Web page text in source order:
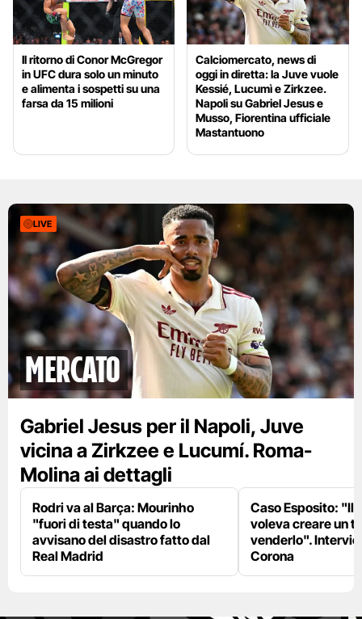
Il ritorno di Conor McGregor
in UFC dura solo un minuto
e alimenta i sospetti su una
farsa da 15 milioni
Calciomercato, news di
oggi in diretta: la Juve vuole
Kessié, Lucumì e Zirkzee.
Napoli su Gabriel Jesus e
Musso, Fiorentina ufficiale
Mastantuono
LIVE
mercato
Gabriel Jesus per il Napoli, Juve
vicina a Zirkzee e Lucumí. Roma-
Molina ai dettagli
Rodri va al Barça: Mourinho
"fuori di testa" quando lo
avvisano del disastro fatto dal
Real Madrid
Caso Esposito: "Il
voleva creare un
venderlo".
Corona